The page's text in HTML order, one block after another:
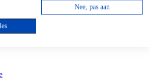
Kookplaat
Nee, pas aan